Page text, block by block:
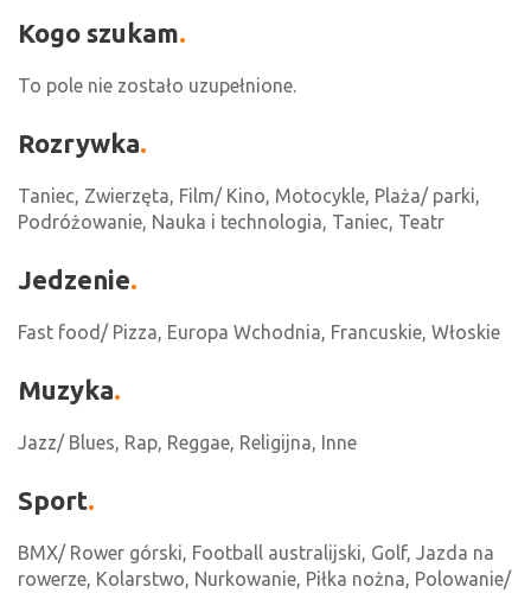
Kogo szukam
To pole nie zostało uzupełnione.
Rozrywka
Taniec, Zwierzęta, Film/ Kino, Motocykle, Plaża/ parki,
Podróżowanie, Nauka i technologia, Taniec, Teatr
Jedzenie
Fast food/ Pizza, Europa Wchodnia, Francuskie, Włoskie
Muzyka
Jazz/ Blues, Rap, Reggae, Religijna, Inne
Sport
BMX/ Rower górski, Football australijski, Golf, Jazda na
rowerze, Kolarstwo, Nurkowanie, Piłka nożna, Polowanie/